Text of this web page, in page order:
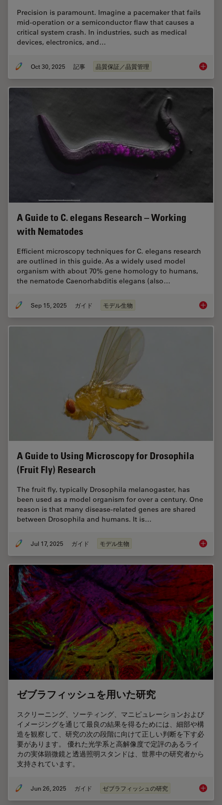
Precision is paramount. Imagine a pacemaker that fails
mid-operation or a semiconductor flaw that causes a
critical system crash. In industries, such as medical
devices, electronics, and…
Oct 30, 2025 記事 品質保証／品質管理 Quality
A Guide to C. elegans Research – Working
with Nematodes
Efficient microscopy techniques for C. elegans research
are outlined in this guide. As a widely used model
organism with about 70% gene homology to humans,
the nematode Caenorhabditis elegans (also…
Sep 15, 2025 ガイド モデル生物 A
A Guide to Using Microscopy for Drosophila
(Fruit Fly) Research
The fruit fly, typically Drosophila melanogaster, has
been used as a model organism for over a century. One
reason is that many disease-related genes are shared
between Drosophila and humans. It is…
Jul 17, 2025 ガイド モデル生物 A
ゼブラフィッシュを用いた研究
スクリーニング、ソーティング、マニピュレーションおよび
イメージングを通じて最良の結果を得るためには、細部や構
造を観察して、研究の次の段階に向けて正しい判断を下す必
要があります。 優れた光学系と高解像度で定評のあるライ
カの実体顕微鏡と透過照明スタンドは、世界中の研究者から
支持されています。
Jun 26, 2025 ガイド ゼブラフィッシュの研究 ゼブラ